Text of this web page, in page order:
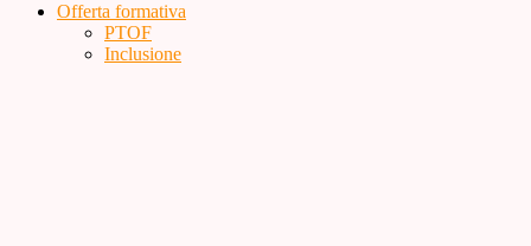
Offerta formativa
PTOF
Inclusione